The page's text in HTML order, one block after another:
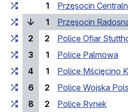
1
Przęsocin
1
Przęsocin
2
2
Police Ofiar
3
1
Police Palmowa
4
1
Police Mścięcino
6
2
Police Wojska
8
2
Police Rynek